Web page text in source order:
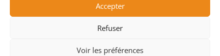
Accepter
Refuser
Voir les préférences
Protection des données personnelles et cookies